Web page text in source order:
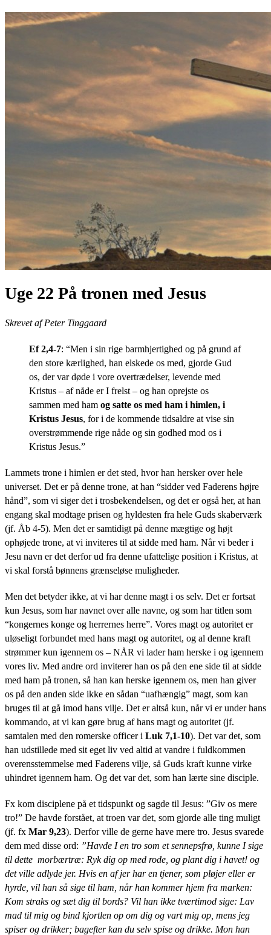
Uge 22 På tronen med Jesus
Skrevet af Peter Tinggaard
Ef 2,4-7: “Men i sin rige barmhjertighed og på grund af
den store kærlighed, han elskede os med, gjorde Gud
os, der var døde i vore overtrædelser, levende med
Kristus – af nåde er I frelst – og han oprejste os
sammen med ham og satte os med ham i himlen, i
Kristus Jesus, for i de kommende tidsaldre at vise sin
overstrømmende rige nåde og sin godhed mod os i
Kristus Jesus.”
Lammets trone i himlen er det sted, hvor han hersker over hele
universet. Det er på denne trone, at han “sidder ved Faderens højre
hånd”, som vi siger det i trosbekendelsen, og det er også her, at han
engang skal modtage prisen og hyldesten fra hele Guds skaberværk
(jf. Åb 4-5). Men det er samtidigt på denne mægtige og højt
ophøjede trone, at vi inviteres til at sidde med ham. Når vi beder i
Jesu navn er det derfor ud fra denne ufattelige position i Kristus, at
vi skal forstå bønnens grænseløse muligheder.
Men det betyder ikke, at vi har denne magt i os selv. Det er fortsat
kun Jesus, som har navnet over alle navne, og som har titlen som
“kongernes konge og herrernes herre”. Vores magt og autoritet er
uløseligt forbundet med hans magt og autoritet, og al denne kraft
strømmer kun igennem os – NÅR vi lader ham herske i og igennem
vores liv. Med andre ord inviterer han os på den ene side til at sidde
med ham på tronen, så han kan herske igennem os, men han giver
os på den anden side ikke en sådan “uafhængig” magt, som kan
bruges til at gå imod hans vilje. Det er altså kun, når vi er under hans
kommando, at vi kan gøre brug af hans magt og autoritet (jf.
samtalen med den romerske officer i Luk 7,1-10). Det var det, som
han udstillede med sit eget liv ved altid at vandre i fuldkommen
overensstemmelse med Faderens vilje, så Guds kraft kunne virke
uhindret igennem ham. Og det var det, som han lærte sine disciple.
Fx kom disciplene på et tidspunkt og sagde til Jesus: ”Giv os mere
tro!” De havde forstået, at troen var det, som gjorde alle ting muligt
(jf. fx Mar 9,23). Derfor ville de gerne have mere tro. Jesus svarede
dem med disse ord: ”Havde I en tro som et sennepsfrø, kunne I sige
til dette morbærtræ: Ryk dig op med rode, og plant dig i havet! og
det ville adlyde jer. Hvis en af jer har en tjener, som pløjer eller er
hyrde, vil han så sige til ham, når han kommer hjem fra marken:
Kom straks og sæt dig til bords? Vil han ikke tværtimod sige: Lav
mad til mig og bind kjortlen op om dig og vart mig op, mens jeg
spiser og drikker; bagefter kan du selv spise og drikke. Mon han